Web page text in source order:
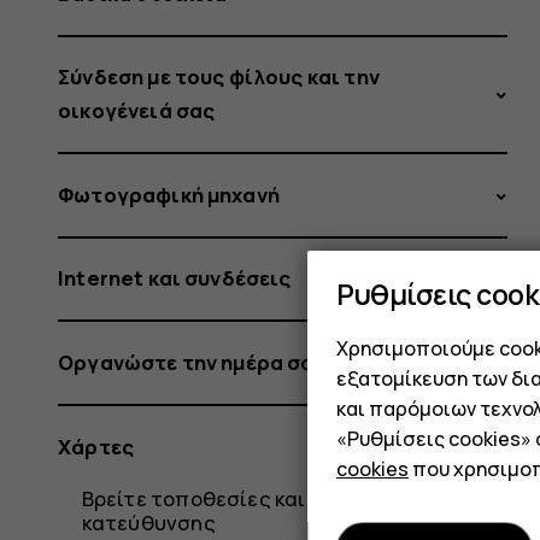
Σύνδεση με τους φίλους και την
οικογένειά σας
Φωτογραφική μηχανή
Internet και συνδέσεις
Οργανώστε την ημέρα σας
Χάρτες
Βρείτε τοποθεσίες και λάβετε οδηγίες
κατεύθυνσης
Ρυθμίσεις
Χρησιμοποιούμε
εξατομίκευση των
και παρόμοιων
«Ρυθμίσεις
cookies που